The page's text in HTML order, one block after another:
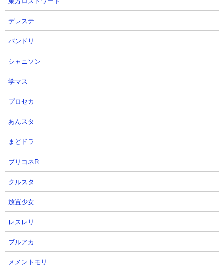
【出撃メンバー】
【攻略概要】
「ニャンピューターラボ」さんの攻略動画です。アイテムはネコ
ボン使用。メンツは大狂乱モヒ、大狂乱ゴムネコ、ゴムネコ、大
狂乱ムキあし、ガラスねこ、前田慶次、ムートを使い、先頭開始
直後からニャンピューターを起動して完全放置でクリアしていま
す。
デレステ
バンドリ
シャニソン
学マス
プロセカ
あんスタ
まどドラ
プリコネR
クルスタ
放置少女
レスレリ
ブルアカ
メメントモリ